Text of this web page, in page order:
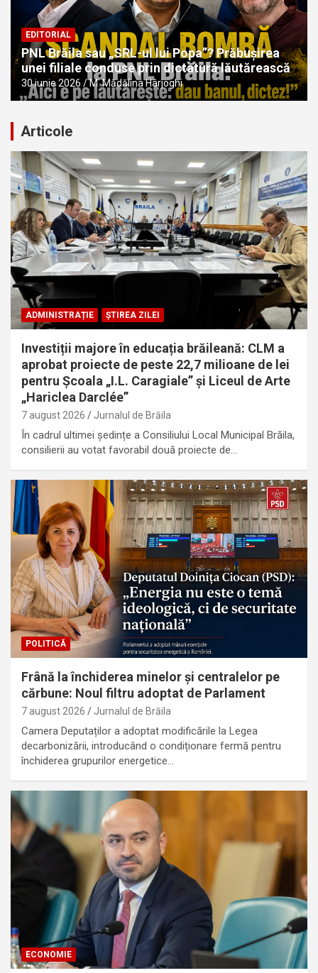
EDITORIAL
PNL Brăila sau „SRL-ul lui Popa”? Prăbușirea
unei filiale conduse prin dictatură lăutărească
30 iunie 2026 M. Mădălina Hârjoghi
Articole
ADMINISTRAȚIE ȘTIREA ZILEI
Investiții majore în educația brăileană: CLM a
aprobat proiecte de peste 22,7 milioane de lei
pentru Școala „I.L. Caragiale” și Liceul de Arte
„Hariclea Darclée”
7 august 2026 Jurnalul de Brăila
În cadrul ultimei ședințe a Consiliului Local Municipal Brăila,
consilierii au votat favorabil două proiecte de…
POLITICĂ
Frână la închiderea minelor și centralelor pe
cărbune: Noul filtru adoptat de Parlament
7 august 2026 Jurnalul de Brăila
Camera Deputaților a adoptat modificările la Legea
decarbonizării, introducând o condiționare fermă pentru
închiderea grupurilor energetice…
ECONOMIE